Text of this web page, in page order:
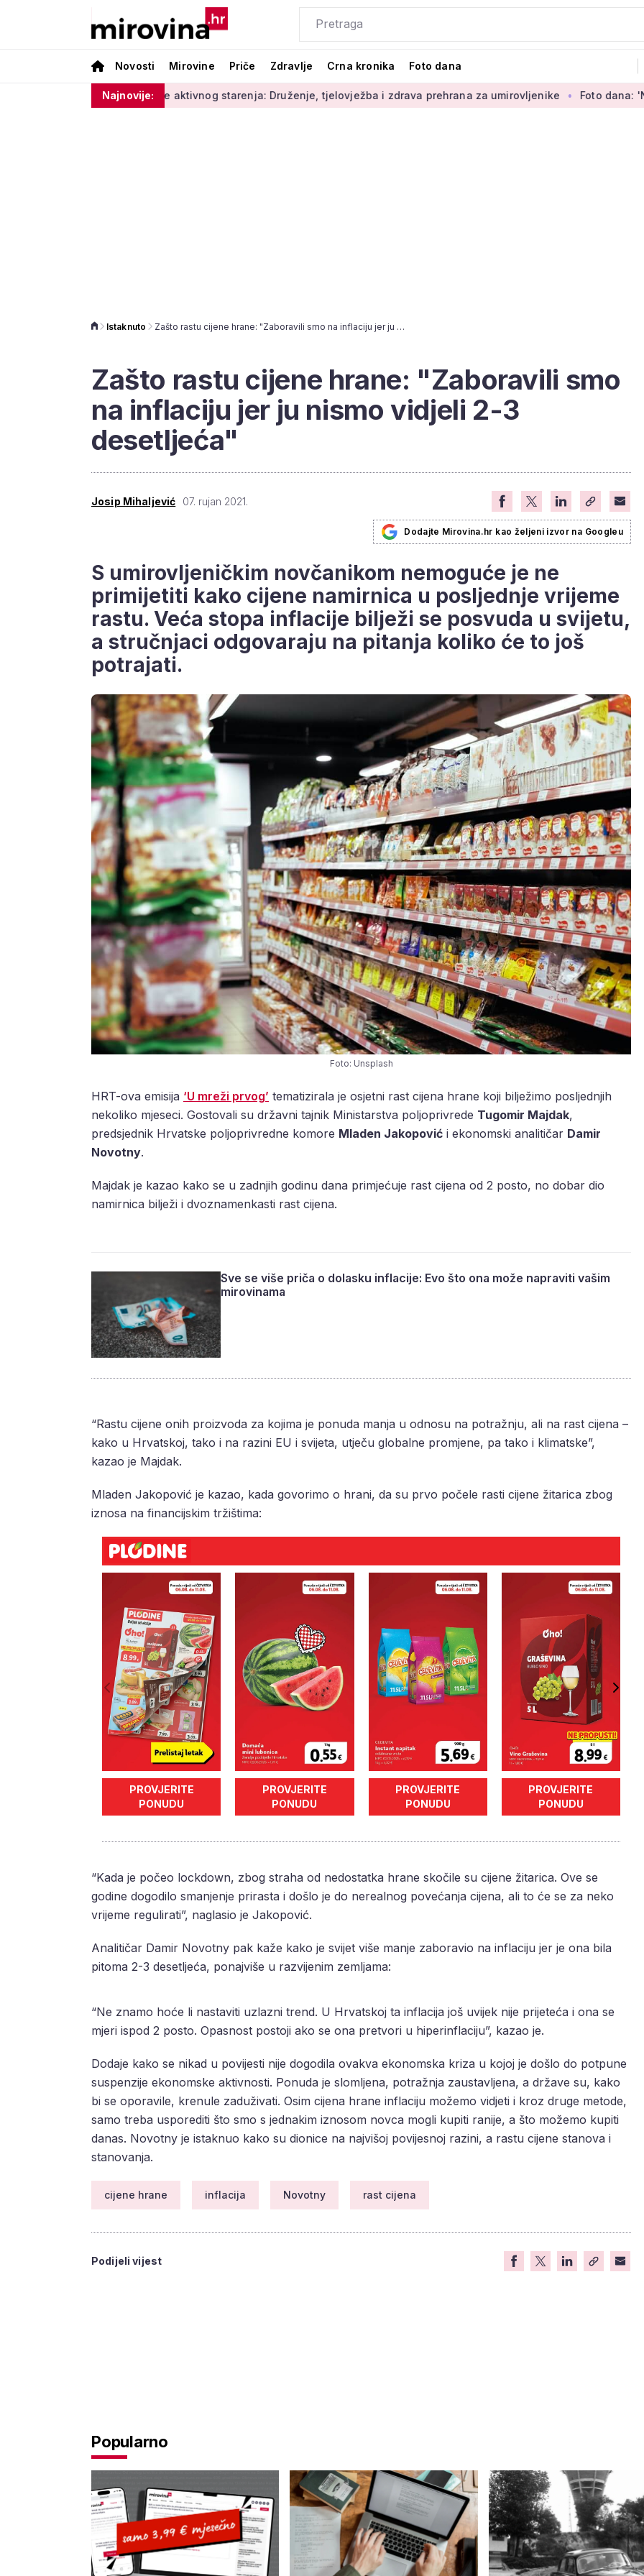
Novosti Mirovine Priče Zdravlje Crna kronika Foto dana
Najnovije:
Radionice aktivnog starenja: Druženje, tjelovježba i zdrava prehrana za umirovljenike Foto dana: 'Najljepši dio
Istaknuto Zašto rastu cijene hrane: "Zaboravili smo na inflaciju jer ju nismo vidjeli 2-3 desetljeća"
Zašto rastu cijene hrane: "Zaboravili smo
na inflaciju jer ju nismo vidjeli 2-3
desetljeća"
Josip Mihaljević 07. rujan 2021.
Dodajte Mirovina.hr kao željeni izvor na Googleu
S umirovljeničkim novčanikom nemoguće je ne
primijetiti kako cijene namirnica u posljednje vrijeme
rastu. Veća stopa inflacije bilježi se posvuda u svijetu,
a stručnjaci odgovaraju na pitanja koliko će to još
potrajati.
Foto: Unsplash
HRT-ova emisija ‘U mreži prvog’ tematizirala je osjetni rast cijena hrane koji bilježimo posljednjih
nekoliko mjeseci. Gostovali su državni tajnik Ministarstva poljoprivrede Tugomir Majdak,
predsjednik Hrvatske poljoprivredne komore Mladen Jakopović i ekonomski analitičar Damir
Novotny.
Majdak je kazao kako se u zadnjih godinu dana primjećuje rast cijena od 2 posto, no dobar dio
namirnica bilježi i dvoznamenkasti rast cijena.
Sve se više priča o dolasku inflacije: Evo što ona može napraviti vašim
mirovinama
“Rastu cijene onih proizvoda za kojima je ponuda manja u odnosu na potražnju, ali na rast cijena –
kako u Hrvatskoj, tako i na razini EU i svijeta, utječu globalne promjene, pa tako i klimatske”,
kazao je Majdak.
Mladen Jakopović je kazao, kada govorimo o hrani, da su prvo počele rasti cijene žitarica zbog
iznosa na financijskim tržištima:
PROVJERITE
PONUDU
PROVJERITE
PONUDU
PROVJERITE
PONUDU
PROVJERITE
PONUDU
“Kada je počeo lockdown, zbog straha od nedostatka hrane skočile su cijene žitarica. Ove se
godine dogodilo smanjenje prirasta i došlo je do nerealnog povećanja cijena, ali to će se za neko
vrijeme regulirati”, naglasio je Jakopović.
Analitičar Damir Novotny pak kaže kako je svijet više manje zaboravio na inflaciju jer je ona bila
pitoma 2-3 desetljeća, ponajviše u razvijenim zemljama:
“Ne znamo hoće li nastaviti uzlazni trend. U Hrvatskoj ta inflacija još uvijek nije prijeteća i ona se
mjeri ispod 2 posto. Opasnost postoji ako se ona pretvori u hiperinflaciju”, kazao je.
Dodaje kako se nikad u povijesti nije dogodila ovakva ekonomska kriza u kojoj je došlo do potpune
suspenzije ekonomske aktivnosti. Ponuda je slomljena, potražnja zaustavljena, a države su, kako
bi se oporavile, krenule zaduživati. Osim cijena hrane inflaciju možemo vidjeti i kroz druge metode,
samo treba usporediti što smo s jednakim iznosom novca mogli kupiti ranije, a što možemo kupiti
danas. Novotny je istaknuo kako su dionice na najvišoj povijesnoj razini, a rastu cijene stanova i
stanovanja.
cijene hrane inflacija Novotny rast cijena
Podijeli vijest
Popularno